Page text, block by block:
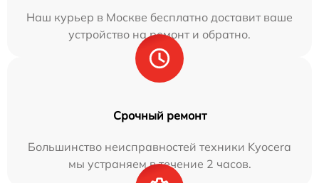
Наш курьер в Москве бесплатно доставит ваше
устройство на ремонт и обратно.
Срочный ремонт
Большинство неисправностей техники Kyocera
мы устраняем в течение 2 часов.